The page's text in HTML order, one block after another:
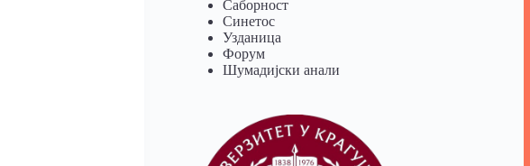
Саборност
Синетос
Узданица
Форум
Шумадијски анали